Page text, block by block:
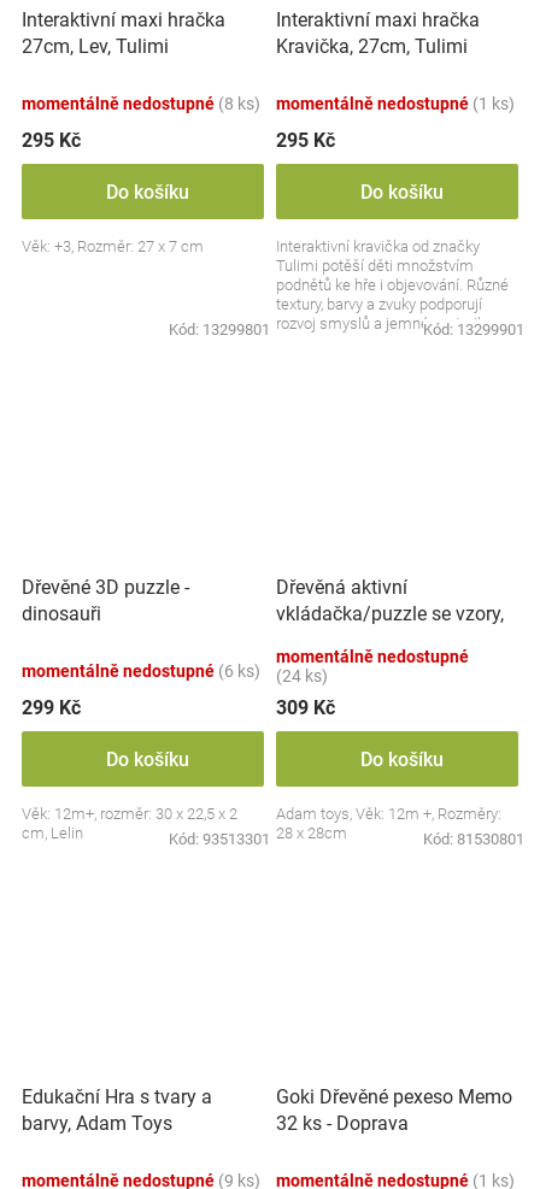
Interaktivní maxi hračka
27cm, Lev, Tulimi
momentálně nedostupné (8 ks)
295 Kč
Do košíku
Věk: +3, Rozměr: 27 x 7 cm
Kód: 13299801
Interaktivní maxi hračka
Kravička, 27cm, Tulimi
momentálně nedostupné (1 ks)
295 Kč
Do košíku
Interaktivní kravička od značky
Tulimi potěší děti množstvím
podnětů ke hře i objevování. Různé
textury, barvy a zvuky podporují
rozvoj smyslů a jemné motoriky.
Kód: 13299901
Dřevěné 3D puzzle -
dinosauři
momentálně nedostupné (6 ks)
299 Kč
Do košíku
Věk: 12m+, rozměr: 30 x 22,5 x 2
cm, Lelin
Kód: 93513301
Dřevěná aktivní
vkládačka/puzzle se vzory,
momentálně nedostupné
(24 ks)
309 Kč
Do košíku
Adam toys, Věk: 12m +, Rozměry:
28 x 28cm
Kód: 81530801
Edukační Hra s tvary a
barvy, Adam Toys
momentálně nedostupné (9 ks)
Goki Dřevěné pexeso Memo
32 ks - Doprava
momentálně nedostupné (1 ks)